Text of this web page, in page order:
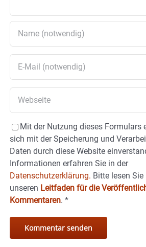
Mit der Nutzung dieses Formulars
sich mit der Speicherung und
Daten durch diese Website
Informationen erfahren Sie in der
Datenschutzerklärung. Bitte lesen Sie
unseren Leitfaden für die
Kommentaren. *